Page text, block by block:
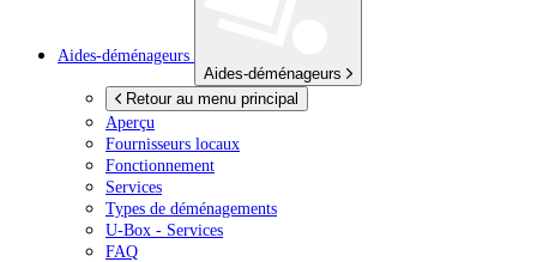
Aides-déménageurs
Aides-déménageurs
Retour au menu principal
Aperçu
Fournisseurs locaux
Fonctionnement
Services
Types de déménagements
U-Box - Services
FAQ